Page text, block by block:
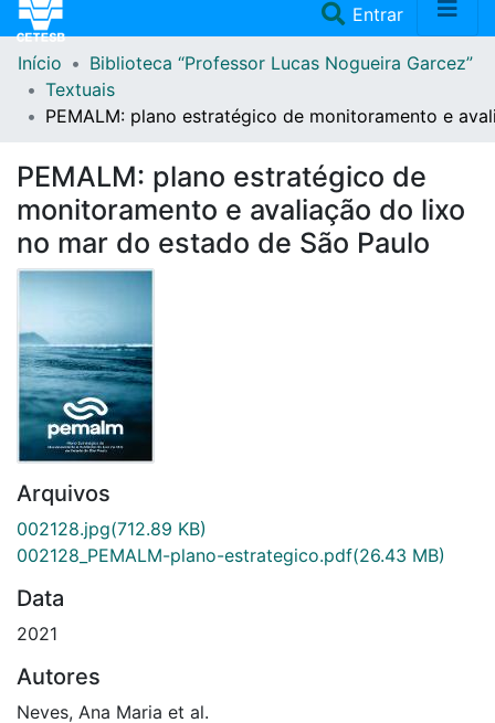
Entrar(current)
Home
Doações/Aquisições
Início
Biblioteca “Professor Lucas Nogueira Garcez”
Textuais
PEMALM: plano estratégico de monitoramento e
PEMALM: plano estratégico de
monitoramento e avaliação do lixo
no mar do estado de São Paulo
Arquivos
002128.jpg(712.89 KB)
002128_PEMALM-plano-estrategico.pdf(26.43 MB)
Data
2021
Autores
Neves, Ana Maria et al.